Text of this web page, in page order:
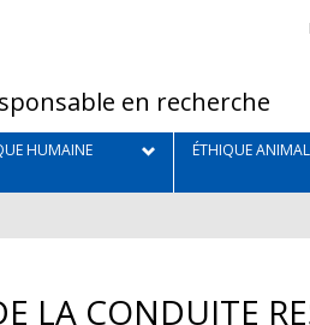
en recherche
HUMAINE ÉTHIQUE
LA CONDUITE